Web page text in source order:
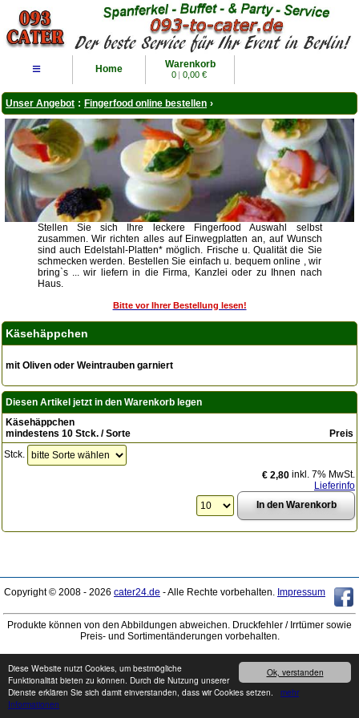
Ok, verstanden
Diese Website nutzt Cookies, um bestmögliche
Funktionalität bieten zu können. Durch die Nutzung unserer
Dienste erklären Sie sich damit einverstanden, dass wir Cookies setzen. mehr
Informationen
≡ Home Warenkorb
0 | 0,00 €
Unser Angebot : Fingerfood online bestellen ›
Stellen Sie sich Ihre leckere Fingerfood Auswahl selbst
zusammen. Wir richten alles auf Einwegplatten an, auf Wunsch
sind auch Edelstahl-Platten* möglich. Frische u. Qualität die Sie
schmecken werden. Bestellen Sie einfach u. bequem online , wir
bring`s ... wir liefern in die Firma, Kanzlei oder zu Ihnen nach
Haus.
Bitte vor Ihrer Bestellung lesen!
Käsehäppchen
mit Oliven oder Weintrauben garniert
Diesen Artikel jetzt in den Warenkorb legen
Käsehäppchen
mindestens 10 Stck. / Sorte
Preis
Stck.
€ 2,80 inkl. 7% MwSt.
Lieferinfo
Copyright © 2008 - 2026 cater24.de - Alle Rechte vorbehalten. Impressum
Produkte können von den Abbildungen abweichen. Druckfehler / Irrtümer sowie
Preis- und Sortimentänderungen vorbehalten.